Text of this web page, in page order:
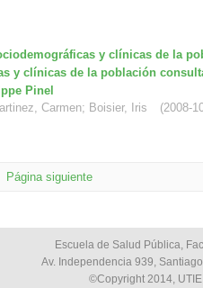
y clínicas de la
y clínicas de la población
Pinel
Carmen; Boisier, Iris (2008-
Página siguiente
Escuela de Salud Pública,
Av. Independencia 939,
©Copyright 2014,